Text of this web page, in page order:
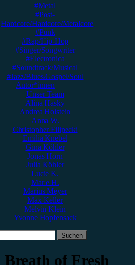
#Metal
#Post-
Hardcore/Hardcore/Metalcore
#Punk
#Rap/Hip-Hop
#Singer/Songwriter
#Electronica
#Soundtrack/Musical
#Jazz/Blues/Gospel/Soul
Autor*innen
Unser Team
Alina Hasky
Andrea Holstein
Anna W.
Christopher Filipecki
Emilia Knebel
Gina Köhler
Jonas Horn
Julia Köhler
Lucie K.
Marie H.
Marius Meyer
Max Keller
Melvin Klein
Yvonne Hopfensack
Breath of Fresh